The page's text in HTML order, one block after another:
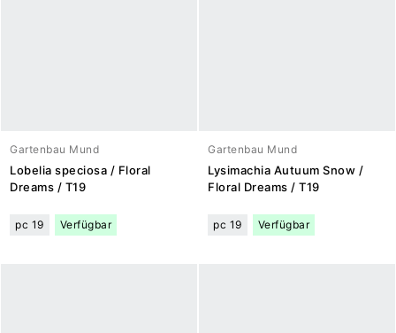
Gartenbau Mund
Lobelia speciosa / Floral
Dreams / T19
pc 19 Verfügbar
Gartenbau Mund
Lysimachia Autuum Snow /
Floral Dreams / T19
pc 19 Verfügbar